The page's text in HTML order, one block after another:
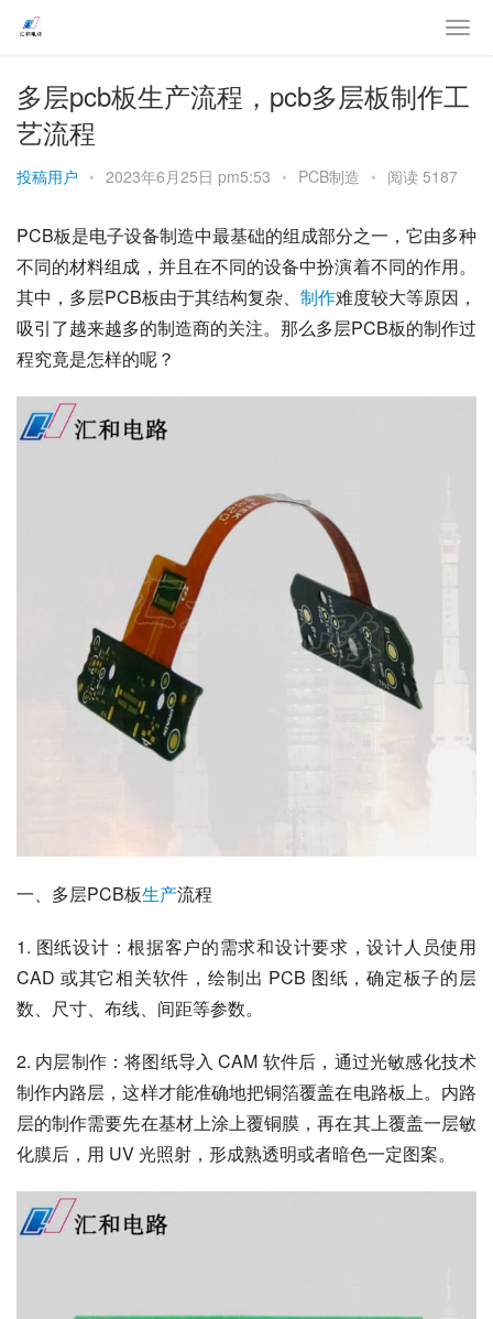
多层pcb板生产流程，pcb多层板制作工
艺流程
投稿用户 • 2023年6月25日 pm5:53 • PCB制造 • 阅读 5187
PCB板是电子设备制造中最基础的组成部分之一，它由多种
不同的材料组成，并且在不同的设备中扮演着不同的作用。
其中，多层PCB板由于其结构复杂、 制作难度较大等原因，
吸引了越来越多的制造商的关注。那么多层PCB板的制作过
程究竟是怎样的呢？
一、多层PCB板生产流程
1. 图纸设计：根据客户的需求和设计要求，设计人员使用
CAD 或其它相关软件，绘制出 PCB 图纸，确定板子的层
数、尺寸、布线、间距等参数。
2. 内层制作：将图纸导入 CAM 软件后，通过光敏感化技术
制作内路层，这样才能准确地把铜箔覆盖在电路板上。内路
层的制作需要先在基材上涂上覆铜膜，再在其上覆盖一层敏
化膜后，用 UV 光照射，形成熟透明或者暗色一定图案。